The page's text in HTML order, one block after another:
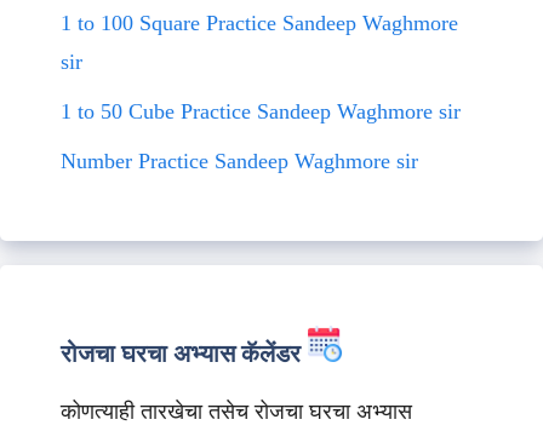
1 to 100 Square Practice Sandeep Waghmore
sir
1 to 50 Cube Practice Sandeep Waghmore sir
Number Practice Sandeep Waghmore sir
रोजचा घरचा अभ्यास कॅलेंडर
कोणत्याही तारखेचा तसेच रोजचा घरचा अभ्यास